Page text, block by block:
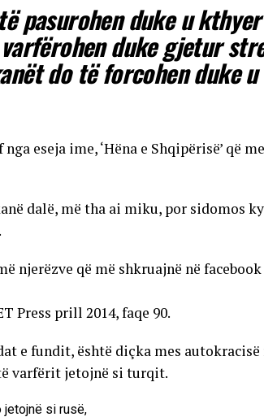
pasurohen duke u
duke gjetur
do të forcohen duke
eseja ime, ‘Hëna e Shqipërisë’ që
dalë, më tha ai miku, por sidomos
njerëzve që më shkruajnë në
Press prill 2014, faqe 90.
e fundit, është diçka mes
varfërit jetojnë si turqit.